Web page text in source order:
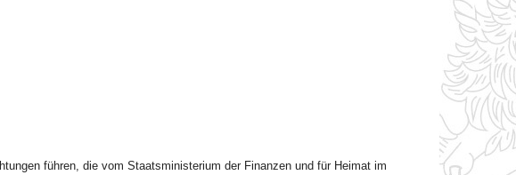
führen, die vom Staatsministerium der Finanzen und für Heimat im